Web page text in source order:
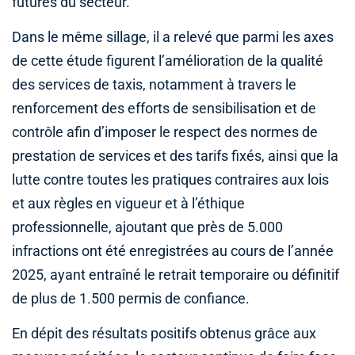
Dans le même sillage, il a relevé que parmi les axes
de cette étude figurent l’amélioration de la qualité
des services de taxis, notamment à travers le
renforcement des efforts de sensibilisation et de
contrôle afin d’imposer le respect des normes de
prestation de services et des tarifs fixés, ainsi que la
lutte contre toutes les pratiques contraires aux lois
et aux règles en vigueur et à l’éthique
professionnelle, ajoutant que près de 5.000
infractions ont été enregistrées au cours de l’année
2025, ayant entraîné le retrait temporaire ou définitif
de plus de 1.500 permis de confiance.
En dépit des résultats positifs obtenus grâce aux